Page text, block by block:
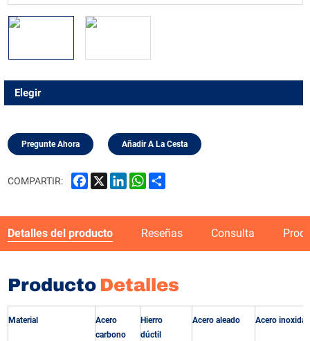
Elegir
Pregunte Ahora Añadir A La Cesta
COMPARTIR: Facebook
X LinkedInWhatsApp
Detalles del producto Reseñas Consulta
Producto Detalles
Material
Acero
carbono
Hierro
dúctil
Acero aleado Acero